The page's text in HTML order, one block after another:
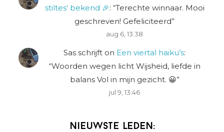
stiltes’ bekend 🎉: “Terechte winnaar. Mooi
geschreven! Gefeliciteerd”
aug 6, 13:38
Sas schrijft on Een viertal haiku’s:
“Woorden wegen licht Wijsheid, liefde in
balans Vol in mijn gezicht. 😀”
jul 9, 13:46
Nieuwste leden: